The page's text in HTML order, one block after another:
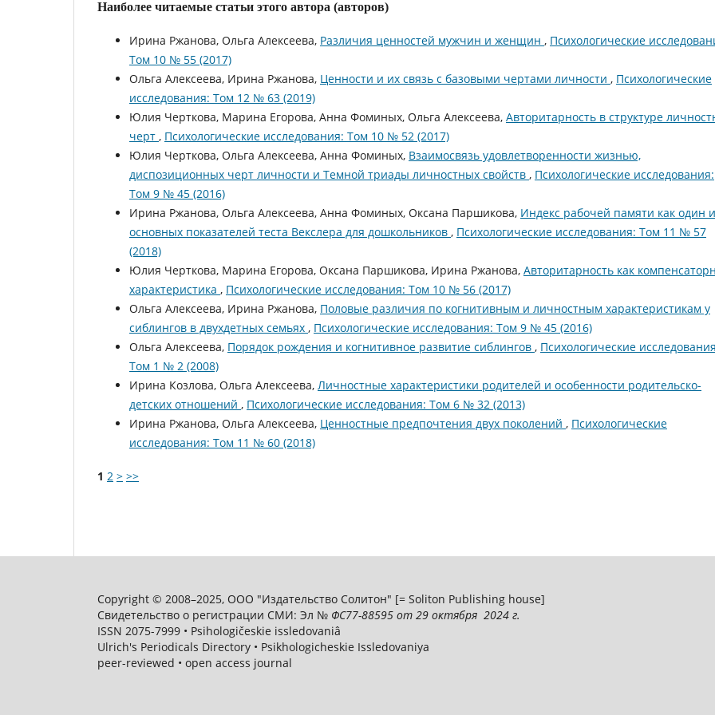
Наиболее читаемые статьи этого автора (авторов)
Ирина Ржанова, Ольга Алексеева, Различия ценностей мужчин и женщин , Психологические
Том 10 № 55 (2017)
Ольга Алексеева, Ирина Ржанова, Ценности и их связь с базовыми чертами личности , Психологические
исследования: Том 12 № 63 (2019)
Юлия Черткова, Марина Егорова, Анна Фоминых, Ольга Алексеева, Авторитарность в структуре
черт , Психологические исследования: Том 10 № 52 (2017)
Юлия Черткова, Ольга Алексеева, Анна Фоминых, Взаимосвязь удовлетворенности жизнью,
диспозиционных черт личности и Темной триады личностных свойств , Психологические исследования:
Том 9 № 45 (2016)
Ирина Ржанова, Ольга Алексеева, Анна Фоминых, Оксана Паршикова, Индекс рабочей памяти как один
основных показателей теста Векслера для дошкольников , Психологические исследования: Том 11 № 57
(2018)
Юлия Черткова, Марина Егорова, Оксана Паршикова, Ирина Ржанова, Авторитарность как
характеристика , Психологические исследования: Том 10 № 56 (2017)
Ольга Алексеева, Ирина Ржанова, Половые различия по когнитивным и личностным характеристикам у
сиблингов в двухдетных семьях , Психологические исследования: Том 9 № 45 (2016)
Ольга Алексеева, Порядок рождения и когнитивное развитие сиблингов , Психологические
Том 1 № 2 (2008)
Ирина Козлова, Ольга Алексеева, Личностные характеристики родителей и особенности родительско-
детских отношений , Психологические исследования: Том 6 № 32 (2013)
Ирина Ржанова, Ольга Алексеева, Ценностные предпочтения двух поколений , Психологические
исследования: Том 11 № 60 (2018)
1 2 > >>
Copyright © 2008–2025, ООО "Издательство Солитон" [= Soliton Publishing house]
Свидетельство о регистрации СМИ: Эл № ФС77-88595 от 29 октября 2024 г.
ISSN 2075-7999 • Psihologičeskie issledovaniâ
Ulrich's Periodicals Directory • Psikhologicheskie Issledovaniya
peer-reviewed • open access journal